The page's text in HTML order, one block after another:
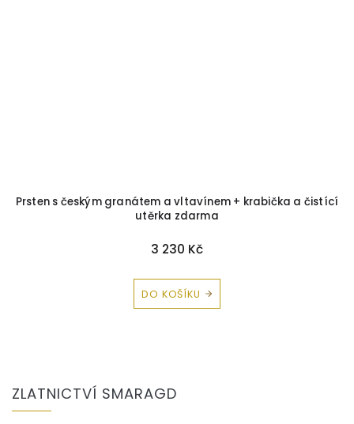
a čistící Briliantový prsten s černým briliantem+ krabička
utěrka zdarma
22 650 Kč
DETAIL
ZLATNICTVÍ SMARAGD